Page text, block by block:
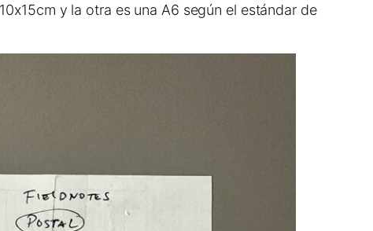
y la otra es una A6 según el estándar de